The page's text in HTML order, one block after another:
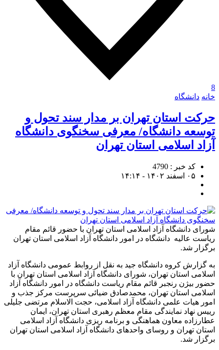
8
خانه دانشگاه
حرکت استان تهران بر مدار سند تحول و
توسعه دانشگاه/ معرفی سخنگوی دانشگاه
آزاد اسلامی استان تهران
کد خبر : 4790
۰۵ اسفند ۱۴۰۲ - ۱۴:۱۴
شورای دانشگاه آزاد اسلامی استان تهران با حضور قائم مقام
ریاست عالیه دانشگاه در امور دانشگاه آزاد اسلامی استان تهران
برگزار شد.
به گزارش کروه دانشگاه جید به نقل از روابط عمومی دانشگاه آزاد
اسلامی استان تهران، شورای دانشگاه آزاد اسلامی استان تهران با
حضور بیژن رنجبر قائم مقام ریاست دانشگاه در امور دانشگاه آزاد
اسلامی استان تهران، محمدصادق ضیائی سرپرست مرکز جذب و
امور هیات علمی دانشگاه آزاد اسلامی، حجت الاسلام مرتضی جلیلی
رییس نهاد نمایندگی مقام معظم رهبری استان تهران، ایمان
عطارزاده معاون هماهنگی و برنامه ریزی دانشگاه آزاد اسلامی
استان تهران و روسای واحدهای دانشگاه آزاد اسلامی استان تهران
برگزار شد.